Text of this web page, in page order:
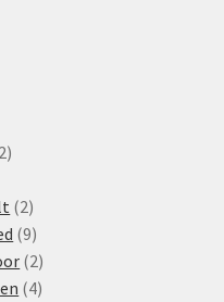
12
22
produkty
99
produktů
22
produkty
44